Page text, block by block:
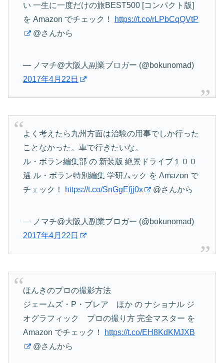
い 一生に一度だけの旅BEST500 [コンパクト版]
を Amazon でチェック！
https://t.co/rLPbCqQVtP
@さんから
— ノマチ@大阪人副業ブロガー (@bokunomad)
2017年4月22日
よく考えたら九州方面は治験の用事でしか行った
ことなかった。車で行きたいな。
ル・ボラン編集部 の 新装版 絶景ドライブ１００
選 ル・ボラン特別編集 学研ムック を Amazon で
チェック！
https://t.co/SnGgEfjj0x @さんから
— ノマチ@大阪人副業ブロガー (@bokunomad)
2017年4月22日
ほんきのプロの撮影方法
ジェームズ・P・ブレア ほか の ナショナル ジ
オグラフィック プロの撮り方 完全マスター を
Amazon でチェック！
https://t.co/EH8KdKMJXB
@さんから